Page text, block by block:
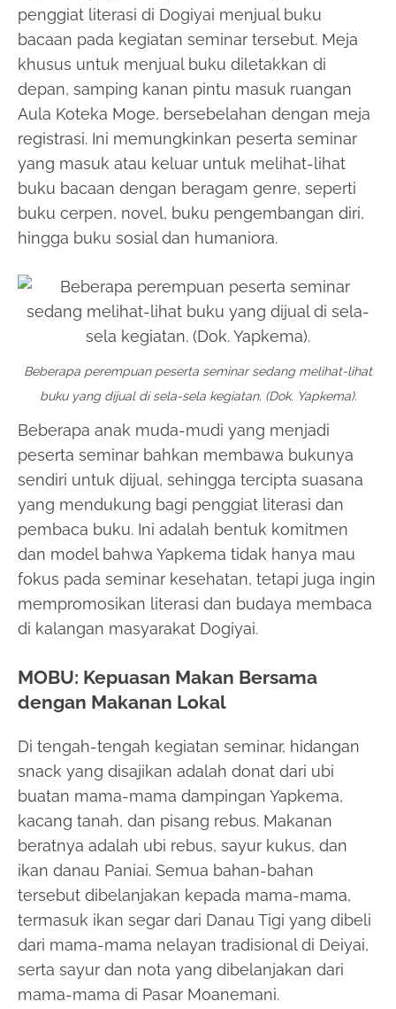
penggiat literasi di Dogiyai menjual buku
bacaan pada kegiatan seminar tersebut. Meja
khusus untuk menjual buku diletakkan di
depan, samping kanan pintu masuk ruangan
Aula Koteka Moge, bersebelahan dengan meja
registrasi. Ini memungkinkan peserta seminar
yang masuk atau keluar untuk melihat-lihat
buku bacaan dengan beragam genre, seperti
buku cerpen, novel, buku pengembangan diri,
hingga buku sosial dan humaniora.
Beberapa perempuan peserta seminar sedang melihat-lihat
buku yang dijual di sela-sela kegiatan. (Dok. Yapkema).
Beberapa anak muda-mudi yang menjadi
peserta seminar bahkan membawa bukunya
sendiri untuk dijual, sehingga tercipta suasana
yang mendukung bagi penggiat literasi dan
pembaca buku. Ini adalah bentuk komitmen
dan model bahwa Yapkema tidak hanya mau
fokus pada seminar kesehatan, tetapi juga ingin
mempromosikan literasi dan budaya membaca
di kalangan masyarakat Dogiyai.
MOBU: Kepuasan Makan Bersama
dengan Makanan Lokal
Di tengah-tengah kegiatan seminar, hidangan
snack yang disajikan adalah donat dari ubi
buatan mama-mama dampingan Yapkema,
kacang tanah, dan pisang rebus. Makanan
beratnya adalah ubi rebus, sayur kukus, dan
ikan danau Paniai. Semua bahan-bahan
tersebut dibelanjakan kepada mama-mama,
termasuk ikan segar dari Danau Tigi yang dibeli
dari mama-mama nelayan tradisional di Deiyai,
serta sayur dan nota yang dibelanjakan dari
mama-mama di Pasar Moanemani.